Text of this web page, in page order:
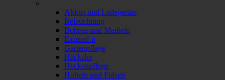
Akkus und Ladegeräte
Beleuchtung
Bohren und Meißeln
Expand-it
Gartenpflege
Häcksler
Heckenpflege
Hobeln und Fräsen